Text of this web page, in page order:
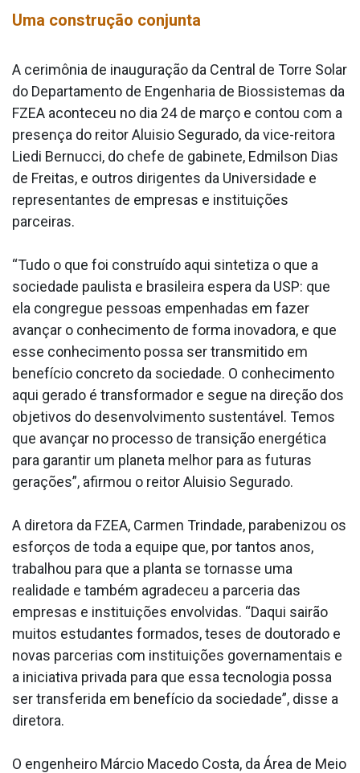
Uma construção conjunta
A cerimônia de inauguração da Central de Torre Solar
do Departamento de Engenharia de Biossistemas da
FZEA aconteceu no dia 24 de março e contou com a
presença do reitor Aluisio Segurado, da vice-reitora
Liedi Bernucci, do chefe de gabinete, Edmilson Dias
de Freitas, e outros dirigentes da Universidade e
representantes de empresas e instituições
parceiras.
“Tudo o que foi construído aqui sintetiza o que a
sociedade paulista e brasileira espera da USP: que
ela congregue pessoas empenhadas em fazer
avançar o conhecimento de forma inovadora, e que
esse conhecimento possa ser transmitido em
benefício concreto da sociedade. O conhecimento
aqui gerado é transformador e segue na direção dos
objetivos do desenvolvimento sustentável. Temos
que avançar no processo de transição energética
para garantir um planeta melhor para as futuras
gerações”, afirmou o reitor Aluisio Segurado.
A diretora da FZEA, Carmen Trindade, parabenizou os
esforços de toda a equipe que, por tantos anos,
trabalhou para que a planta se tornasse uma
realidade e também agradeceu a parceria das
empresas e instituições envolvidas. “Daqui sairão
muitos estudantes formados, teses de doutorado e
novas parcerias com instituições governamentais e
a iniciativa privada para que essa tecnologia possa
ser transferida em benefício da sociedade”, disse a
diretora.
O engenheiro Márcio Macedo Costa, da Área de Meio